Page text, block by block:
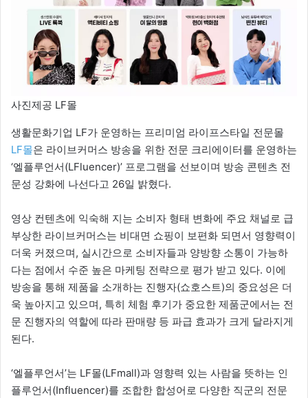
사진제공 LF몰
생활문화기업 LF가 운영하는 프리미엄 라이프스타일 전문몰
LF몰은 라이브커머스 방송을 위한 전문 크리에이터를 운영하는
‘엘플루언서(LFluencer)’ 프로그램을 선보이며 방송 콘텐츠 전
문성 강화에 나선다고 26일 밝혔다.
영상 컨텐츠에 익숙해 지는 소비자 형태 변화에 주요 채널로 급
부상한 라이브커머스는 비대면 쇼핑이 보편화 되면서 영향력이
더욱 커졌으며, 실시간으로 소비자들과 양방향 소통이 가능하
다는 점에서 수준 높은 마케팅 전략으로 평가 받고 있다. 이에
방송을 통해 제품을 소개하는 진행자(쇼호스트)의 중요성은 더
욱 높아지고 있으며, 특히 체험 후기가 중요한 제품군에서는 전
문 진행자의 역할에 따라 판매량 등 파급 효과가 크게 달라지게
된다.
‘엘플루언서’는 LF몰(LFmall)과 영향력 있는 사람을 뜻하는 인
플루언서(Influencer)를 조합한 합성어로 다양한 직군의 전문